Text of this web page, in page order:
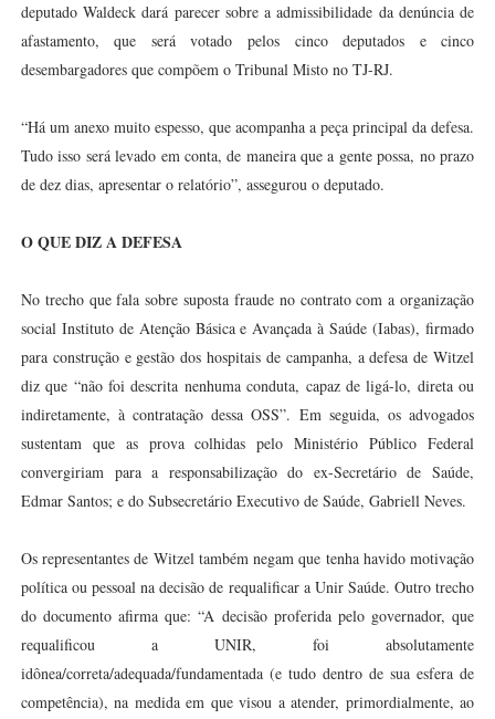
deputado Waldeck dará parecer sobre a admissibilidade da denúncia de
afastamento, que será votado pelos cinco deputados e cinco
desembargadores que compõem o Tribunal Misto no TJ-RJ.
“Há um anexo muito espesso, que acompanha a peça principal da defesa.
Tudo isso será levado em conta, de maneira que a gente possa, no prazo
de dez dias, apresentar o relatório”, assegurou o deputado.
O QUE DIZ A DEFESA
No trecho que fala sobre suposta fraude no contrato com a organização
social Instituto de Atenção Básica e Avançada à Saúde (Iabas), firmado
para construção e gestão dos hospitais de campanha, a defesa de Witzel
diz que “não foi descrita nenhuma conduta, capaz de ligá-lo, direta ou
indiretamente, à contratação dessa OSS”. Em seguida, os advogados
sustentam que as prova colhidas pelo Ministério Público Federal
convergiriam para a responsabilização do ex-Secretário de Saúde,
Edmar Santos; e do Subsecretário Executivo de Saúde, Gabriell Neves.
Os representantes de Witzel também negam que tenha havido motivação
política ou pessoal na decisão de requalificar a Unir Saúde. Outro trecho
do documento afirma que: “A decisão proferida pelo governador, que
requalificou a UNIR, foi absolutamente
idônea/correta/adequada/fundamentada (e tudo dentro de sua esfera de
competência), na medida em que visou a atender, primordialmente, ao